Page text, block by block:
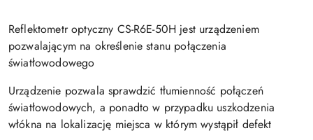
Reflektometr optyczny CS-R6E-50H jest urządzeniem
pozwalającym na określenie stanu połączenia
światłowodowego
Urządzenie pozwala sprawdzić tłumienność połączeń
światłowodowych, a ponadto w przypadku uszkodzenia
włókna na lokalizację miejsca w którym wystąpił defekt